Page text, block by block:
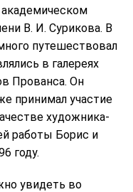
В. И. Сурикова. В
путешествовал
в галереях
Прованса. Он
принимал участие
художника-
работы Борис и
году.
увидеть во